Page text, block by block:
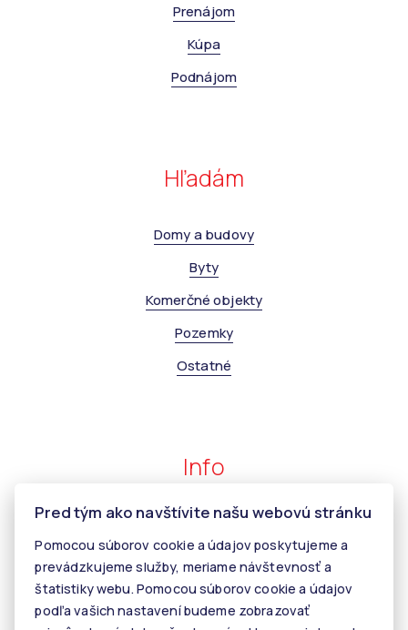
Prenájom
Kúpa
Podnájom
Hľadám
Domy a budovy
Byty
Komerčné objekty
Pozemky
Ostatné
Info
Makléri
Napíšte nám
Kontakt
Kariéra
Pred tým ako navštívite našu webovú stránku
Pomocou súborov cookie a údajov poskytujeme a
prevádzkujeme služby, meriame návštevnosť a
štatistiky webu. Pomocou súborov cookie a údajov
podľa vašich nastavení budeme zobrazovať